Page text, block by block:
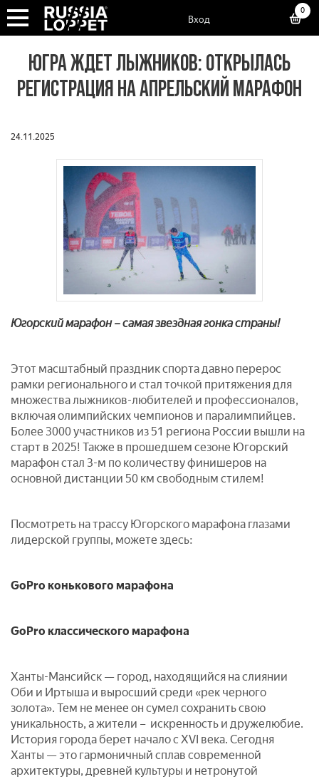
Вход
0
ЮГРА ЖДЕТ ЛЫЖНИКОВ: ОТКРЫЛАСЬ
РЕГИСТРАЦИЯ НА АПРЕЛЬСКИЙ МАРАФОН
24.11.2025
Югорский марафон – самая звездная гонка страны!
Этот масштабный праздник спорта давно перерос
рамки регионального и стал точкой притяжения для
множества лыжников-любителей и профессионалов,
включая олимпийских чемпионов и паралимпийцев.
Более 3000 участников из 51 региона России вышли на
старт в 2025! Также в прошедшем сезоне Югорский
марафон стал 3-м по количеству финишеров на
основной дистанции 50 км свободным стилем!
Посмотреть на трассу Югорского марафона глазами
лидерской группы, можете здесь:
GoPro конькового марафона
GoPro классического марафона
Ханты-Мансийск — город, находящийся на слиянии
Оби и Иртыша и выросший среди «рек черного
золота». Тем не менее он сумел сохранить свою
уникальность, а жители – искренность и дружелюбие.
История города берет начало с XVI века. Сегодня
Ханты — это гармоничный сплав современной
архитектуры, древней культуры и нетронутой